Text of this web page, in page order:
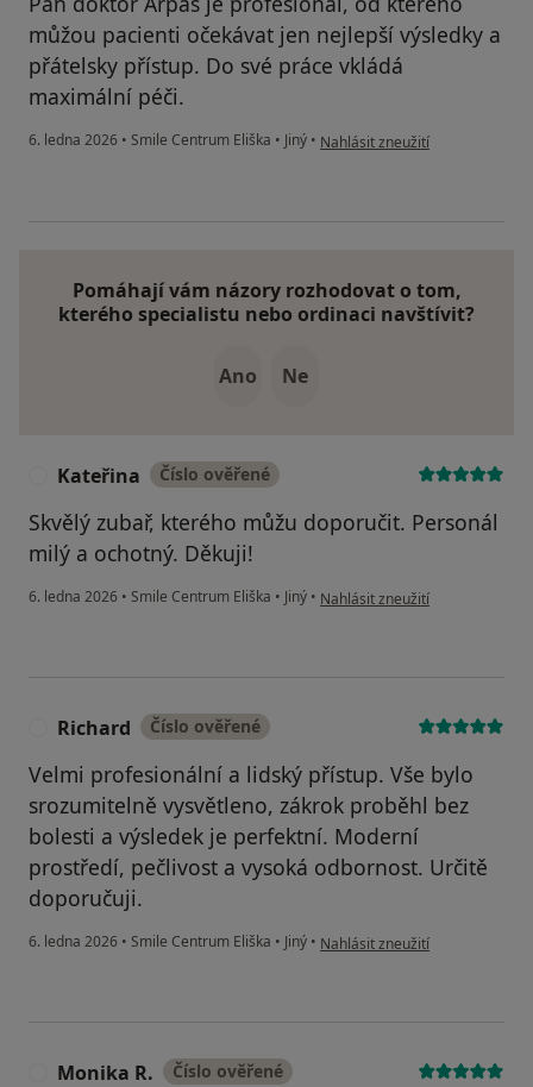
můžou pacienti očekávat jen nejlepší výsledky a
přátelsky přístup. Do své práce vkládá
maximální péči.
6. ledna 2026 • Smile Centrum Eliška • Jiný • podle názoru uživatele Veronika
Nahlásit zneužití
Pomáhají vám názory rozhodovat o tom,
kterého specialistu nebo ordinaci navštívit?
Ano Ne
Kateřina Číslo ověřené
Skvělý zubař, kterého můžu doporučit. Personál
milý a ochotný. Děkuji!
6. ledna 2026 • Smile Centrum Eliška • Jiný • podle názoru uživatele Kateřina
Nahlásit zneužití
Richard Číslo ověřené
Velmi profesionální a lidský přístup. Vše bylo
srozumitelně vysvětleno, zákrok proběhl bez
bolesti a výsledek je perfektní. Moderní
prostředí, pečlivost a vysoká odbornost. Určitě
doporučuji.
6. ledna 2026 • Smile Centrum Eliška • Jiný • podle názoru uživatele Richard
Nahlásit zneužití
Monika R. Číslo ověřené